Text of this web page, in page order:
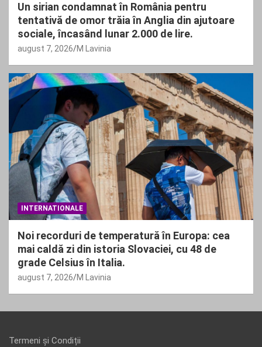
Un sirian condamnat în România pentru
tentativă de omor trăia în Anglia din ajutoare
sociale, încasând lunar 2.000 de lire.
august 7, 2026 M Lavinia
INTERNATIONALE
Noi recorduri de temperatură în Europa: cea
mai caldă zi din istoria Slovaciei, cu 48 de
grade Celsius în Italia.
august 7, 2026 M Lavinia
Termeni și Condiții